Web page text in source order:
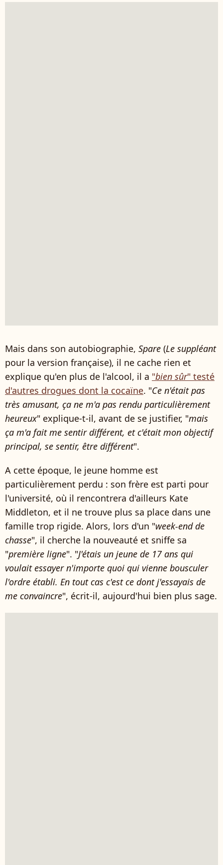
Mais dans son autobiographie, Spare (Le suppléant
pour la version française), il ne cache rien et
explique qu'en plus de l'alcool, il a "bien sûr" testé
d'autres drogues dont la cocaïne. "Ce n'était pas
très amusant, ça ne m'a pas rendu particulièrement
heureux" explique-t-il, avant de se justifier, "mais
ça m'a fait me sentir différent, et c'était mon objectif
principal, se sentir, être différent".
A cette époque, le jeune homme est
particulièrement perdu : son frère est parti pour
l'université, où il rencontrera d'ailleurs Kate
Middleton, et il ne trouve plus sa place dans une
famille trop rigide. Alors, lors d'un "week-end de
chasse", il cherche la nouveauté et sniffe sa
"première ligne". "J'étais un jeune de 17 ans qui
voulait essayer n'importe quoi qui vienne bousculer
l'ordre établi. En tout cas c'est ce dont j'essayais de
me convaincre", écrit-il, aujourd'hui bien plus sage.